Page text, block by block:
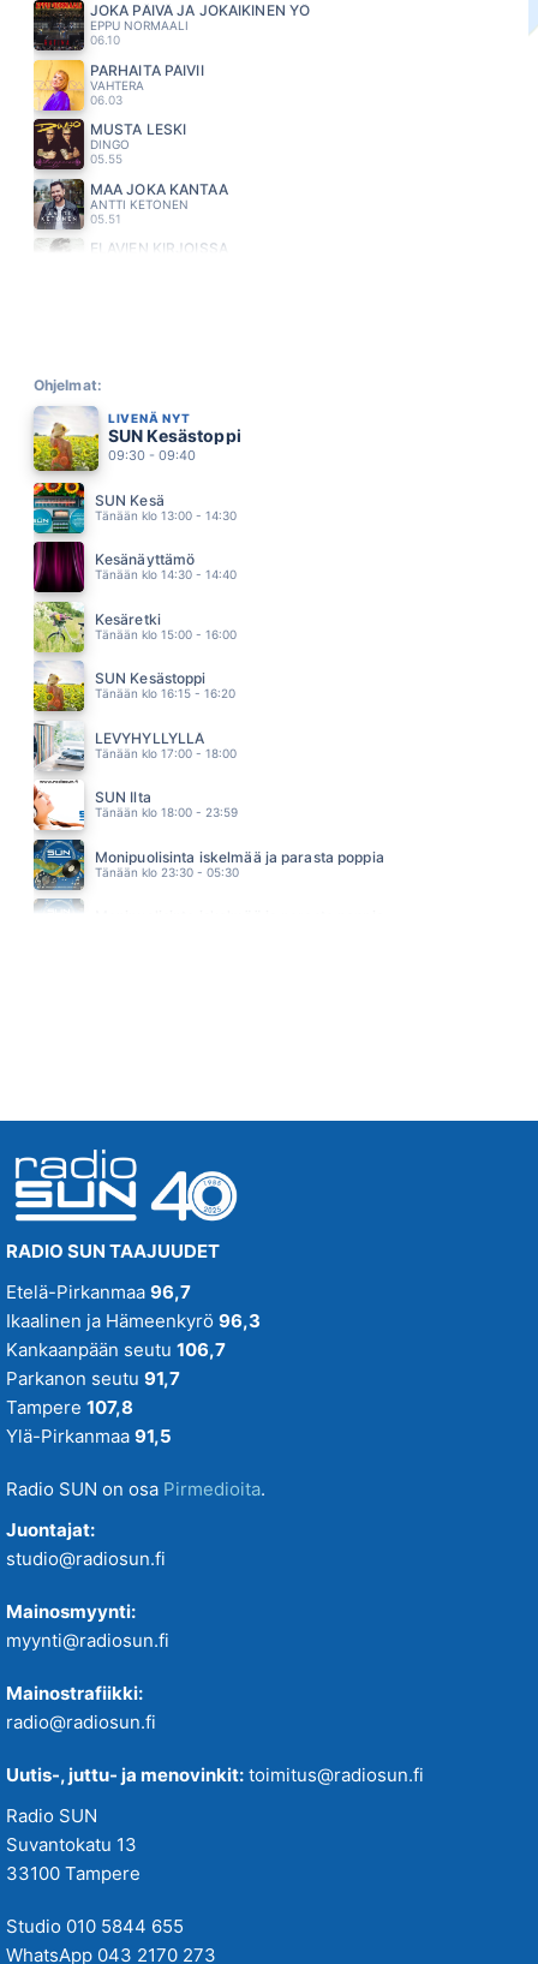
JOKA PÄIVÄ JA JOKAIKINEN YÖ
EPPU NORMAALI
06.10
PARHAITA PÄIVII
VAHTERA
06.03
MUSTA LESKI
DINGO
05.55
MAA JOKA KANTAA
ANTTI KETONEN
05.51
ELÄVIEN KIRJOISSA
CHARLIES
SYYSTAKKIKAUSI
ELLINOORA
05.34
PATE MUSTAJÄRVI
05.28
WEATHER GIRLS
05.25
SAMULI EDELMANN
05.18
TONI ROSSI JA SINITAIVAS
05.13
ALEXIA
05.08
JANNIKA B
05.04
FREEMAN
04.56
Ohjelmat:
LIVENÄ NYT
SUN Kesästoppi
09:30 - 09:40
SUN Kesä
Tänään klo 13:00 - 14:30
Kesänäyttämö
Tänään klo 14:30 - 14:40
Kesäretki
Tänään klo 15:00 - 16:00
SUN Kesästoppi
Tänään klo 16:15 - 16:20
LEVYHYLLYLLÄ
Tänään klo 17:00 - 18:00
SUN Ilta
Tänään klo 18:00 - 23:59
Monipuolisinta iskelmää ja parasta poppia
Tänään klo 23:30 - 05:30
RADIO SUN TAAJUUDET
Etelä-Pirkanmaa 96,7
Ikaalinen ja Hämeenkyrö 96,3
Kankaanpään seutu 106,7
Parkanon seutu 91,7
Tampere 107,8
Ylä-Pirkanmaa 91,5
Radio SUN on osa Pirmedioita.
Juontajat:
studio@radiosun.fi
Mainosmyynti:
myynti@radiosun.fi
Mainostrafiikki:
radio@radiosun.fi
Uutis-, juttu- ja menovinkit: toimitus@radiosun.fi
Radio SUN
Suvantokatu 13
33100 Tampere
Studio 010 5844 655
WhatsApp 043 2170 273